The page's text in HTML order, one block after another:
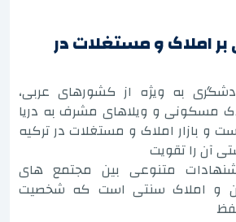
بر املاک و مستغلات در
به ویژه از کشورهای عربی،
مسکونی و ویلاهای مشرف به دریا
و بازار املاک و مستغلات در ترکیه
آن را تقویت
متنوعی بین مجتمع های
و املاک سنتی است که شخصیت